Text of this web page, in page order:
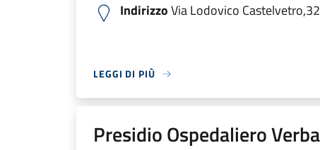
IndirizzoVia Lodovico Castelvetro,32
LEGGI DI PIÙ
Presidio Ospedaliero